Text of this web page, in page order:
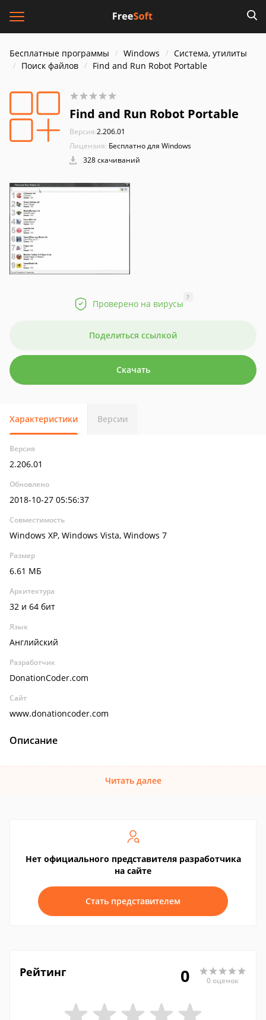
Бесплатные программы Windows
Система, утилиты
Поиск файлов
Find and Run Robot Portable
Find and Run Robot Portable
Версия:2.206.01
Лицензия: Бесплатно для Windows
328 скачиваний
Проверено на вирусы
?
Поделиться ссылкой
Скачать
Характеристики Версии
Версия
2.206.01
Обновлено
2018-10-27 05:56:37
Совместимость
Windows XP, Windows Vista, Windows 7
Размер
6.61 МБ
Архитектура
32 и 64 бит
Язык
Английский
Разработчик
DonationCoder.com
Сайт
www.donationcoder.com
Описание
Читать далее
Нет официального представителя разработчика
на сайте
Стать представителем
Рейтинг 0 0 оценок